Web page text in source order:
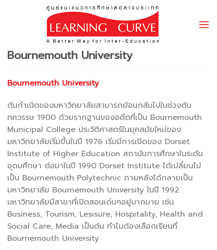
Bournemouth University
Bournemouth University
ต้นกำเนิดของมหาวิทยาลัยสามารถย้อนกลับไปในช่วงต้น
ทศวรรษ 1900 ด้วยรากฐานของอดีตที่เป็น Bournemouth
Municipal College ประวัติศาสตร์ในยุคสมัยใหม่ของ
มหาวิทยาลัยเริ่มขึ้นในปี 1976 เริ่มมีการเปิดของ Dorset
Institute of Higher Education สถาบันการศึกษาในระดับ
อุดมศึกษา ต่อมาในปี 1990 Dorset Institute ได้เปลี่ยนไป
เป็น Bournemouth Polytechnic ภายหลังได้กลายเป็น
มหาวิทยาลัย Bournemouth University ในปี 1992
มหาวิทยาลัยมีสาขาที่เปิดสอนเด่นๆอยู่มากมาย เช่น
Business, Tourism, Lesisure, Hospitality, Health and
Social Care, Media เป็นต้น ทำไมต้องเลือกเรียนที่
Bournemouth University